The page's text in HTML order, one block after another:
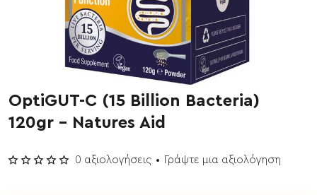
Έχει εξαντληθεί
OptiGUT-C (15 Billion Bacteria)
120gr - Natures Aid
0 αξιολογήσεις • Γράψτε μια αξιολόγηση